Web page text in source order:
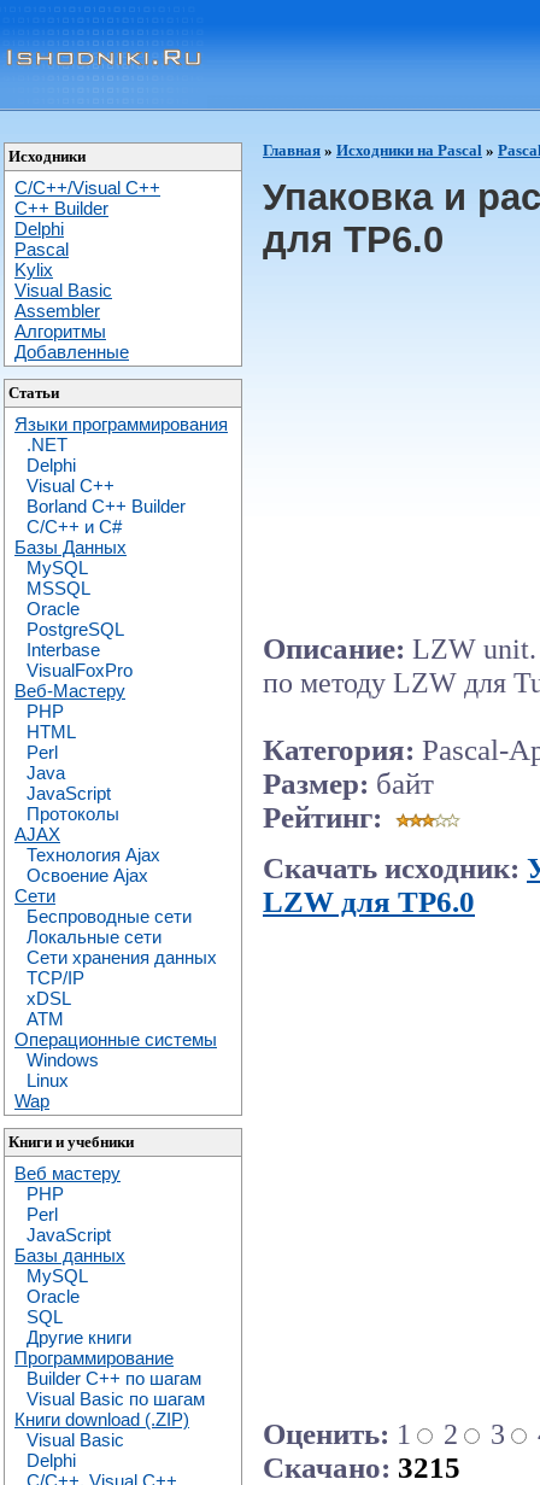
Исходники
C/C++/Visual C++
С++ Builder
Delphi
Pascal
Kylix
Visual Basic
Assembler
Алгоритмы
Добавленные
Статьи
Языки программирования
.NET
Delphi
Visual C++
Borland C++ Builder
C/С++ и C#
Базы Данных
MySQL
MSSQL
Oracle
PostgreSQL
Interbase
VisualFoxPro
Веб-Мастеру
PHP
HTML
Perl
Java
JavaScript
Протоколы
AJAX
Технология Ajax
Освоение Ajax
Сети
Беспроводные сети
Локальные сети
Сети хранения данных
TCP/IP
xDSL
ATM
Операционные системы
Windows
Linux
Wap
Книги и учебники
Веб мастеру
PHP
Perl
JavaScript
Базы данных
MySQL
Oracle
SQL
Другие книги
Программирование
Builder C++ по шагам
Visual Basic по шагам
Книги download (.ZIP)
Visual Basic
Delphi
C/C++, Visual C++
Главная » Исходники на Pascal »
Упаковка и
для TP6.0
Описание: LZW unit.
по методу LZW для
Категория: Pascal-
Размер: байт
Рейтинг:
Скачать исходник:
LZW для TP6.0
Оценить: 1 2 3
Скачано: 3215